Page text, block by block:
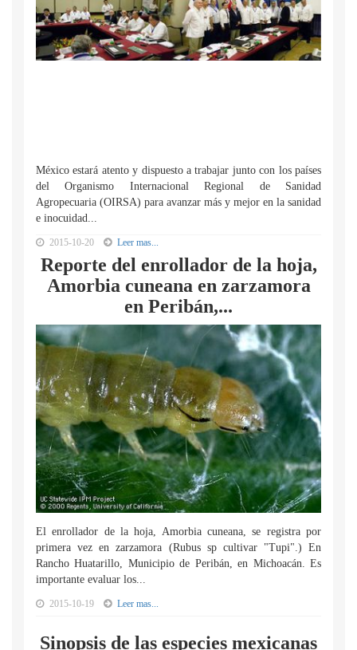
México estará atento y dispuesto a trabajar junto con los países
del Organismo Internacional Regional de Sanidad
Agropecuaria (OIRSA) para avanzar más y mejor en la sanidad
e inocuidad...
2015-10-20 Leer mas...
Reporte del enrollador de la hoja,
Amorbia cuneana en zarzamora
en Peribán,...
El enrollador de la hoja, Amorbia cuneana, se registra por
primera vez en zarzamora (Rubus sp cultivar "Tupi".) En
Rancho Huatarillo, Municipio de Peribán, en Michoacán. Es
importante evaluar los...
2015-10-19 Leer mas...
Sinopsis de las especies mexicanas